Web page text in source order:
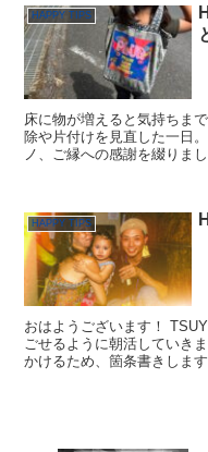
HAPPY TIPS
床に物が増えると気持ちま
除や片付けを見直した一日
ノ、ご縁への感謝を綴りまし
HAPPY TIPS
おはようございます！
ごせるように朝活していき
かけるため、箇条書きしま